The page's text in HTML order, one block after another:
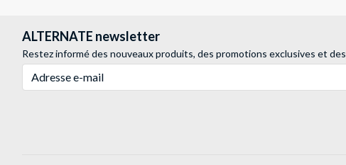
ALTERNATE newsletter
Restez informé des nouveaux produits, des promotions exclusives et
Adresse e-mail